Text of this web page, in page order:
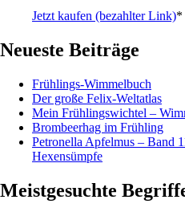
Jetzt kaufen (bezahlter Link)*
Neueste Beiträge
Frühlings-Wimmelbuch
Der große Felix-Weltatlas
Mein Frühlingswichtel –
Brombeerhag im Frühling
Petronella Apfelmus – Band
Hexensümpfe
Meistgesuchte